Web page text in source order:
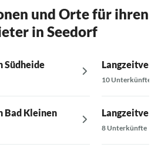
und Orte für ihren
in Seedorf
Südheide
Bad Kleinen
10 Unterkünfte
8 Unterkünfte